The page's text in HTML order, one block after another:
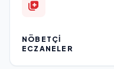
NÖBETÇI
ECZANELER